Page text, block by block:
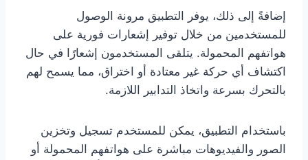
إضافةً إلى ذلك، يوفر التطبيق مرونة الوصول
للمستخدمين من خلال توفير إشعارات فورية على
هواتفهم المحمولة. يتلقى المستخدمون إشعارًا في حال
اكتشاف أي حركة غير معتادة أو اختراق، مما يسمح لهم
بالتحرك بسرعة واتخاذ التدابير اللازمة.
باستخدام التطبيق، يمكن للمستخدم تسجيل وتخزين
الصور والفيديوهات مباشرة على هواتفهم المحمولة أو